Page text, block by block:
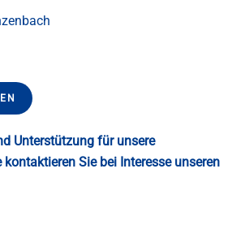
Unterstützung für unsere
Sie bei Interesse unseren